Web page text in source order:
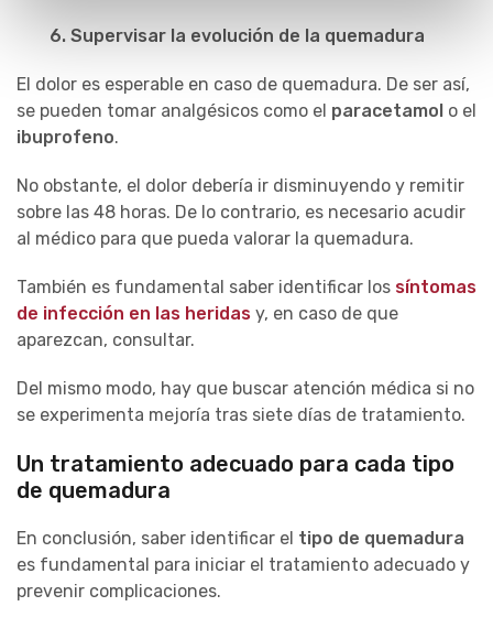
6. Supervisar la evolución de la quemadura
El dolor es esperable en caso de quemadura. De ser así,
se pueden tomar analgésicos como el paracetamol o el
ibuprofeno.
No obstante, el dolor debería ir disminuyendo y remitir
sobre las 48 horas. De lo contrario, es necesario acudir
al médico para que pueda valorar la quemadura.
También es fundamental saber identificar los síntomas
de infección en las heridas y, en caso de que
aparezcan, consultar.
Del mismo modo, hay que buscar atención médica si no
se experimenta mejoría tras siete días de tratamiento.
Un tratamiento adecuado para cada tipo
de quemadura
En conclusión, saber identificar el tipo de quemadura
es fundamental para iniciar el tratamiento adecuado y
prevenir complicaciones.